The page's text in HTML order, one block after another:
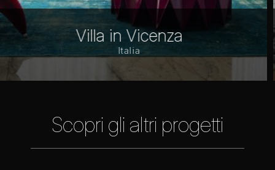
Apartment in St.
Scopri gli altri progetti